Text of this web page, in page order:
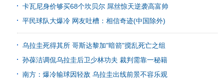
卡瓦尼身价够买68个坎贝尔 屌丝惊天逆袭高富帅
平民球队大爆冷 网友吐槽：相信奇迹(中国除外)
乌拉圭死得其所 哥斯达黎加"暗箭"搅乱死亡之组
孙葆洁调侃乌拉圭后卫少林功夫 裁判需靠一秘籍
南方：爆冷输球因轻敌 乌拉圭出线前景不容乐观